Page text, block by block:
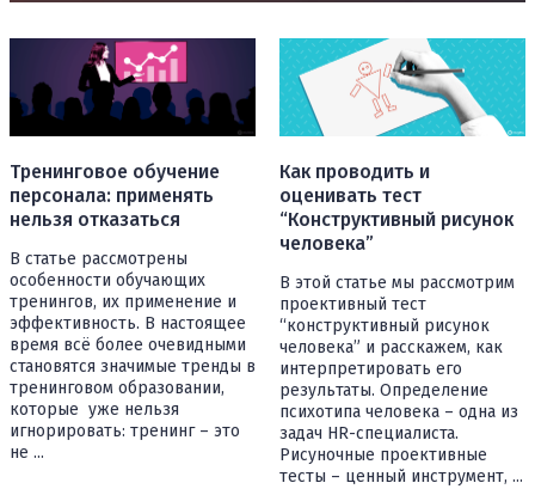
Тренинговое обучение
персонала: применять
нельзя отказаться
В статье рассмотрены
особенности обучающих
тренингов, их применение и
эффективность. В настоящее
время всё более очевидными
становятся значимые тренды в
тренинговом образовании,
которые уже нельзя
игнорировать: тренинг – это
не ...
Как проводить и
оценивать тест
“Конструктивный рисунок
человека”
В этой статье мы рассмотрим
проективный тест
“конструктивный рисунок
человека” и расскажем, как
интерпретировать его
результаты. Определение
психотипа человека – одна из
задач HR-специалиста.
Рисуночные проективные
тесты – ценный инструмент, ...